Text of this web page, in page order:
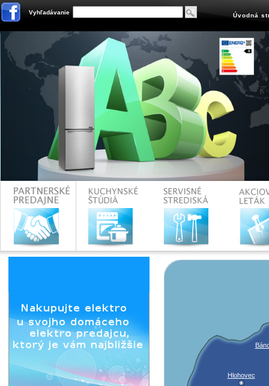
Vyhľadávanie Úvodná
Hlohovec